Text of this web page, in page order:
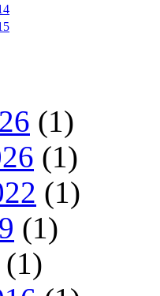
(1)
(1)
(1)
(1)
(1)